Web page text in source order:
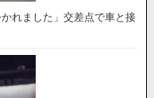
れました」交差点で車と接